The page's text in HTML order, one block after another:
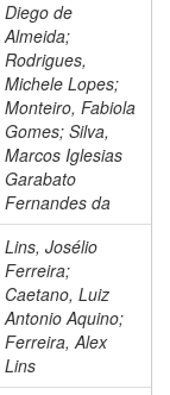
Diego de
Almeida;
Rodrigues,
Michele Lopes;
Monteiro, Fabiola
Gomes; Silva,
Marcos Iglesias
Garabato
Fernandes da
Lins, Josélio
Ferreira;
Caetano, Luiz
Antonio Aquino;
Ferreira, Alex
Lins